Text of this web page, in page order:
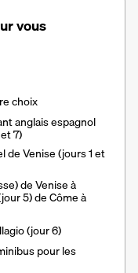
vous
choix
anglais espagnol
7)
de Venise (jours 1 et
de Venise à
5) de Côme à
(jour 6)
pour les